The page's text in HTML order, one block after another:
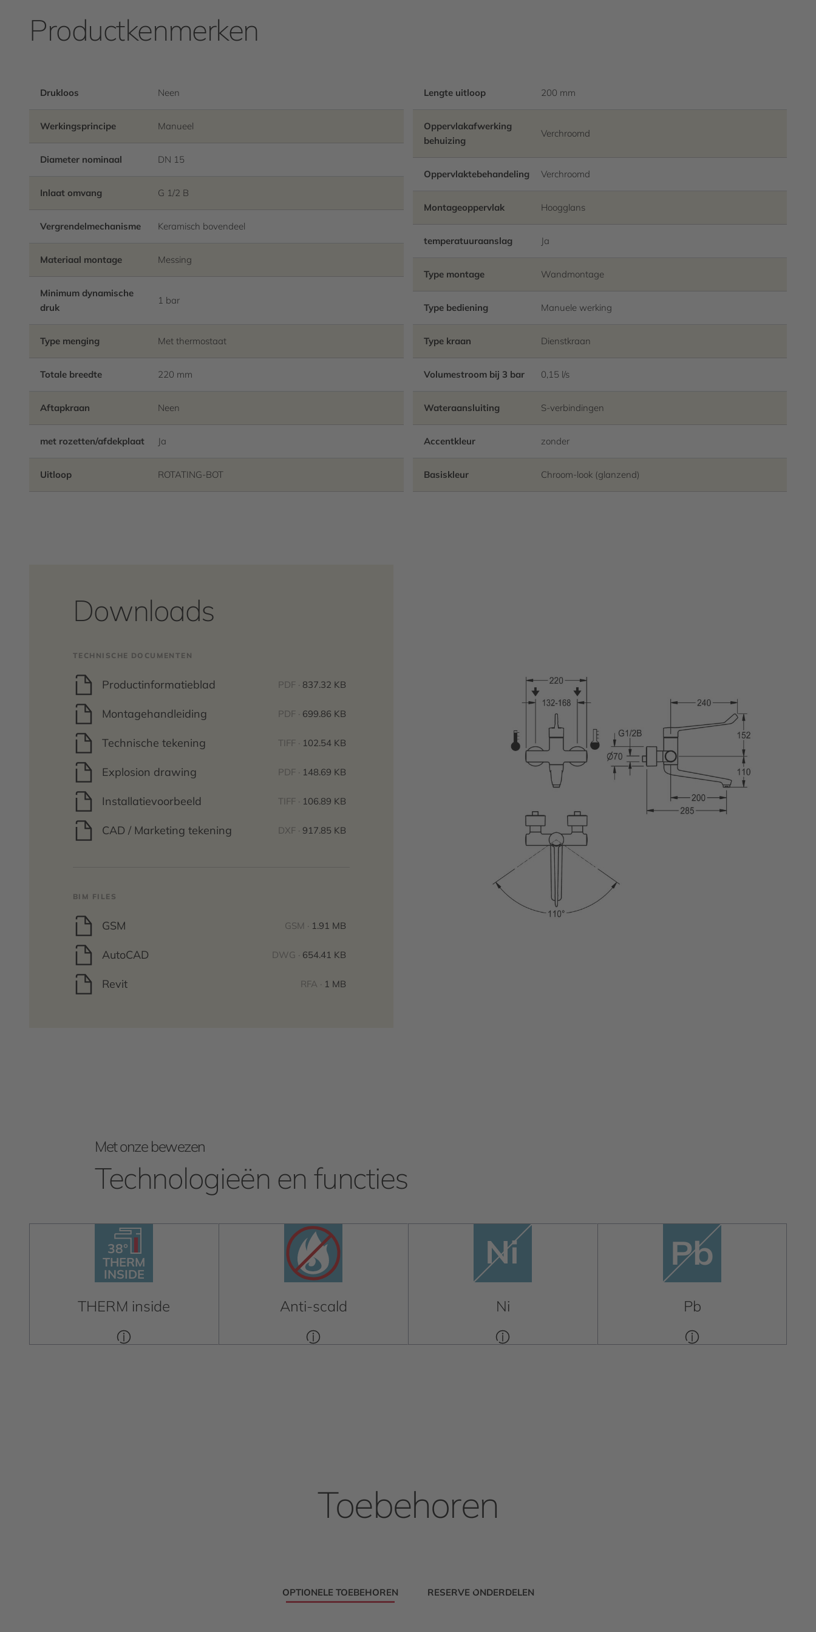
Productkenmerken
Drukloos Neen
Werkingsprincipe Manueel
Diameter nominaal DN 15
Inlaat omvang G 1/2 B
Vergrendelmechanisme Keramisch bovendeel
Materiaal montage Messing
Minimum dynamische
druk
1 bar
Type menging Met thermostaat
Totale breedte 220 mm
Aftapkraan Neen
met rozetten/afdekplaat Ja
Uitloop ROTATING-BOT
Lengte uitloop 200 mm
Oppervlakafwerking
behuizing
Verchroomd
Oppervlaktebehandeling Verchroomd
Montageoppervlak Hoogglans
temperatuuraanslag Ja
Type montage Wandmontage
Type bediening Manuele werking
Type kraan Dienstkraan
Volumestroom bij 3 bar 0,15 l/s
Wateraansluiting S-verbindingen
Accentkleur zonder
Basiskleur Chroom-look (glanzend)
Downloads
TECHNISCHE DOCUMENTEN
Productinformatieblad PDF · 837.32 KB
Montagehandleiding PDF · 699.86 KB
Technische tekening TIFF · 102.54 KB
Explosion drawing PDF · 148.69 KB
Installatievoorbeeld TIFF · 106.89 KB
CAD / Marketing tekening DXF · 917.85 KB
BIM FILES
GSM GSM · 1.91 MB
AutoCAD DWG · 654.41 KB
Revit RFA · 1 MB
Met onze bewezen
Technologieën en functies
THERM
INSIDE
38°
THERM inside
THERM
INSIDE
Anti-scald Ni
Pb
Pb
Toebehoren
OPTIONELE TOEBEHOREN RESERVE ONDERDELEN